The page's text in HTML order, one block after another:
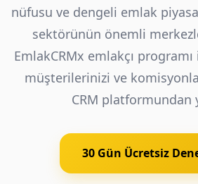
nüfusu ve dengeli emlak
sektörünün önemli
EmlakCRMx emlakçı programı
müşterilerinizi ve
CRM platformundan
30 Gün Ücretsiz